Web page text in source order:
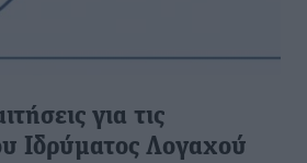
για τις
Ιδρύματος Λογαχού